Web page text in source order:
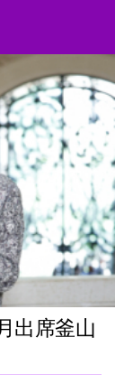
出席釜山